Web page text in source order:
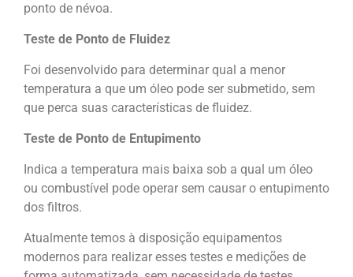
ponto de névoa.
Teste de Ponto de Fluidez
Foi desenvolvido para determinar qual a menor
temperatura a que um óleo pode ser submetido, sem
que perca suas características de fluidez.
Teste de Ponto de Entupimento
Indica a temperatura mais baixa sob a qual um óleo
ou combustível pode operar sem causar o entupimento
dos filtros.
Atualmente temos à disposição equipamentos
modernos para realizar esses testes e medições de